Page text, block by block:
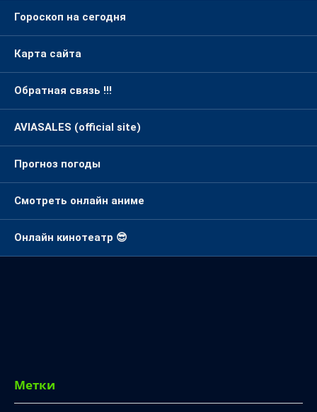
Гороскоп на сегодня
Карта сайта
Обратная связь !!!
AVIASALES (official site)
Прогноз погоды
Смотреть онлайн аниме
Онлайн кинотеатр 😎
Метки